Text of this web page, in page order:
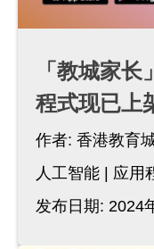
「教城家
程式现已上
作者: 香港教育
人工智能
应用
发布日期: 2024